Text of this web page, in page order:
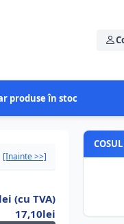
produse în stoc
[Inainte >>]
(cu TVA)
17,10lei